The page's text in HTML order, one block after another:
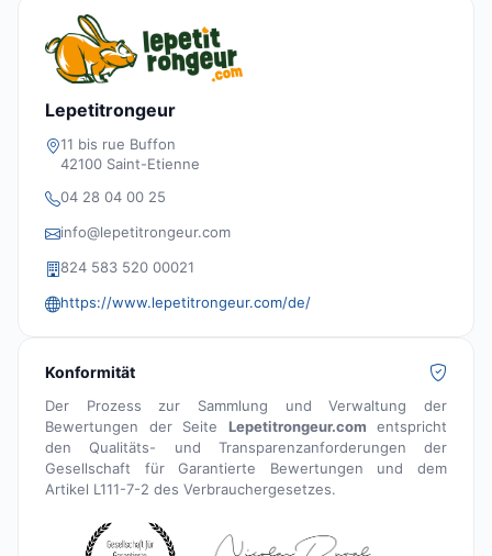
Lepetitrongeur
11 bis rue Buffon
42100 Saint-Etienne
04 28 04 00 25
info@lepetitrongeur.com
824 583 520 00021
https://www.lepetitrongeur.com/de/
Konformität
Der Prozess zur Sammlung und Verwaltung der
Bewertungen der Seite Lepetitrongeur.com entspricht
den Qualitäts- und Transparenzanforderungen der
Gesellschaft für Garantierte Bewertungen und dem
Artikel L111-7-2 des Verbrauchergesetzes.